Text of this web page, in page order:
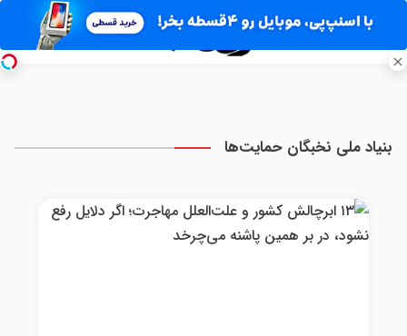
بنیاد ملی نخبگان حمایت‌ها